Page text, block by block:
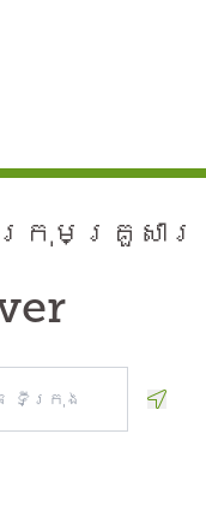
រុមគ្រួសារ